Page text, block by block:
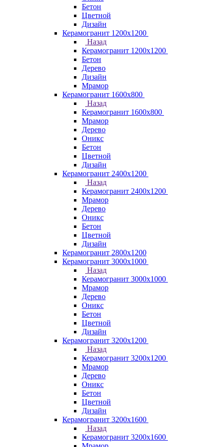
Бетон
Цветной
Дизайн
Керамогранит 1200x1200
Назад
Керамогранит 1200x1200
Бетон
Дерево
Дизайн
Мрамор
Керамогранит 1600х800
Назад
Керамогранит 1600х800
Мрамор
Дерево
Оникс
Бетон
Цветной
Дизайн
Керамогранит 2400х1200
Назад
Керамогранит 2400х1200
Мрамор
Дерево
Оникс
Бетон
Цветной
Дизайн
Керамогранит 2800x1200
Керамогранит 3000х1000
Назад
Керамогранит 3000х1000
Мрамор
Дерево
Оникс
Бетон
Цветной
Дизайн
Керамогранит 3200х1200
Назад
Керамогранит 3200х1200
Мрамор
Дерево
Оникс
Бетон
Цветной
Дизайн
Керамогранит 3200х1600
Назад
Керамогранит 3200х1600